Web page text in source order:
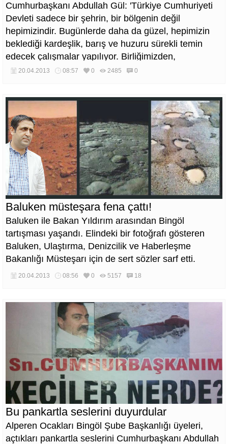
Cumhurbaşkanı Abdullah Gül: 'Türkiye Cumhuriyeti
Devleti sadece bir şehrin, bir bölgenin değil
hepimizindir. Bugünlerde daha da güzel, hepimizin
beklediği kardeşlik, barış ve huzuru sürekli temin
edecek çalışmalar yapılıyor. Birliğimizden,
beraberliğimizden hiç şüphem yoktur. Ama hepimizin
gidermektir' dedi.
20.04.2013 08:57 0 2485 0
Baluken müsteşara fena çattı!
Baluken ile Bakan Yıldırım arasından Bingöl
tartışması yaşandı. Elindeki bir fotoğrafı gösteren
Baluken, Ulaştırma, Denizcilik ve Haberleşme
Bakanlığı Müsteşarı için de sert sözler sarf etti.
20.04.2013 08:56 0 5157 18
Bu pankartla seslerini duyurdular
Alperen Ocakları Bingöl Şube Başkanlığı üyeleri,
açtıkları pankartla seslerini Cumhurbaşkanı Abdullah